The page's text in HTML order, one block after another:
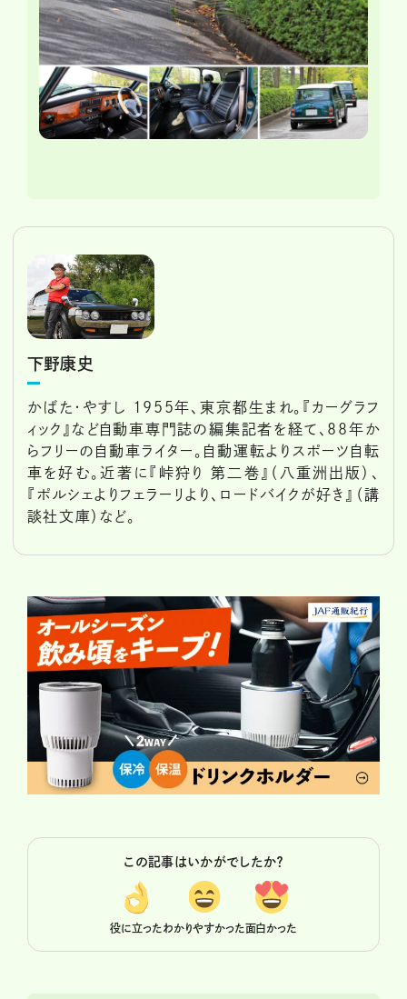
下野康史
かばた・やすし 1955年、東京都生まれ。『カーグラフ
ィック』など自動車専門誌の編集記者を経て、88年か
らフリーの自動車ライター。自動運転よりスポーツ自転
車を好む。近著に『峠狩り 第二巻』（八重洲出版）、
『ポルシェよりフェラーリより、ロードバイクが好き』（講
談社文庫）など。
この記事はいかがでしたか？
役に立ったわかりやすかった面白かった